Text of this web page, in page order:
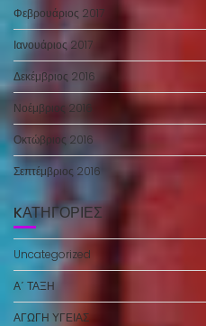
Φεβρουάριος 2017
Ιανουάριος 2017
Δεκέμβριος 2016
Νοέμβριος 2016
Οκτώβριος 2016
Σεπτέμβριος 2016
KΑΤΗΓΟΡΊΕΣ
Uncategorized
Α΄ ΤΑΞΗ
ΑΓΩΓΗ ΥΓΕΙΑΣ